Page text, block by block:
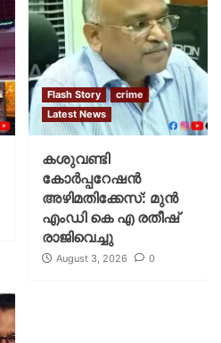
Flash Story
crime
Latest News
കശുവണ്ടി
കോര്‍പ്പറേഷന്‍
അഴിമതിക്കേസ്: മുന്‍
എംഡി കെ എ രതീഷ്
രാജിവെച്ചു
August 3, 2026 0